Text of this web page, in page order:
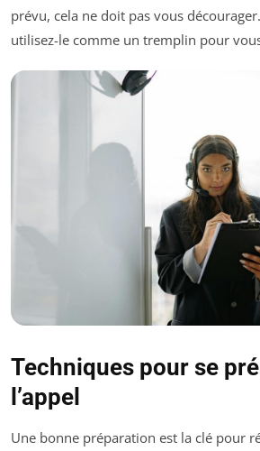
prévu, cela ne doit pas vous
utilisez-le comme un tremplin pour
Techniques pour se
l’appel
Une bonne préparation est la clé pour